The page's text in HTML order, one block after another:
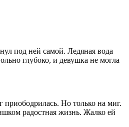
под ней самой. Ледяная вода
глубоко, и девушка не могла
приободрилась. Но только на миг.
радостная жизнь. Жалко ей